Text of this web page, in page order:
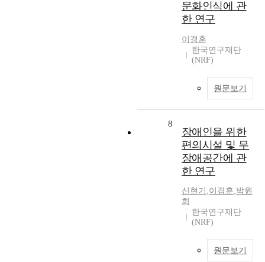
문화인식에 관
한 연구
이경훈
한국연구재단
(NRF)
원문보기
8
장애인을 위한
편의시설 및 무
장애공간에 관
한 연구
신현기 ,이경훈,박원
희
한국연구재단
(NRF)
원문보기